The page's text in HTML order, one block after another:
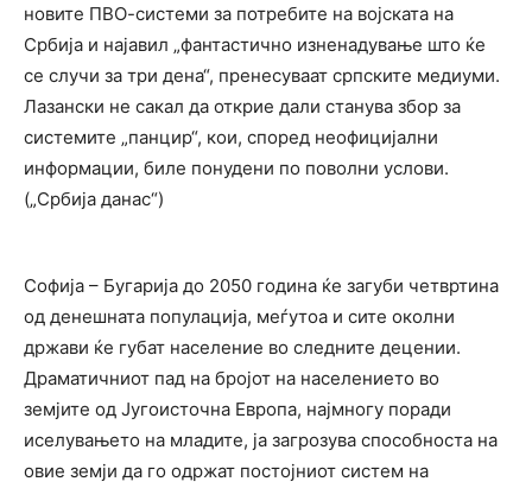
новите ПВО-системи за потребите на војската на
Србија и најавил „фантастично изненадување што ќе
се случи за три дена“, пренесуваат српските медиуми.
Лазански не сакал да открие дали станува збор за
системите „панцир“, кои, според неофицијални
информации, биле понудени по поволни услови.
(„Србија данас“)
Софија – Бугарија до 2050 година ќе загуби четвртина
од денешната популација, меѓутоа и сите околни
држави ќе губат население во следните децении.
Драматичниот пад на бројот на населението во
земјите од Југоисточна Европа, најмногу поради
иселувањето на младите, ја загрозува способноста на
овие земји да го одржат постојниот систем на